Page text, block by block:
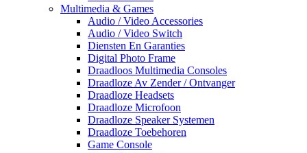
Multimedia & Games
Audio / Video Accessories
Audio / Video Switch
Diensten En Garanties
Digital Photo Frame
Draadloos Multimedia Consoles
Draadloze Av Zender / Ontvanger
Draadloze Headsets
Draadloze Microfoon
Draadloze Speaker Systemen
Draadloze Toebehoren
Game Console